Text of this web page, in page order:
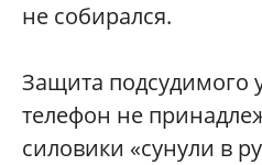
не собирался.
Защита подсудимого
телефон не
силовики «сунули в